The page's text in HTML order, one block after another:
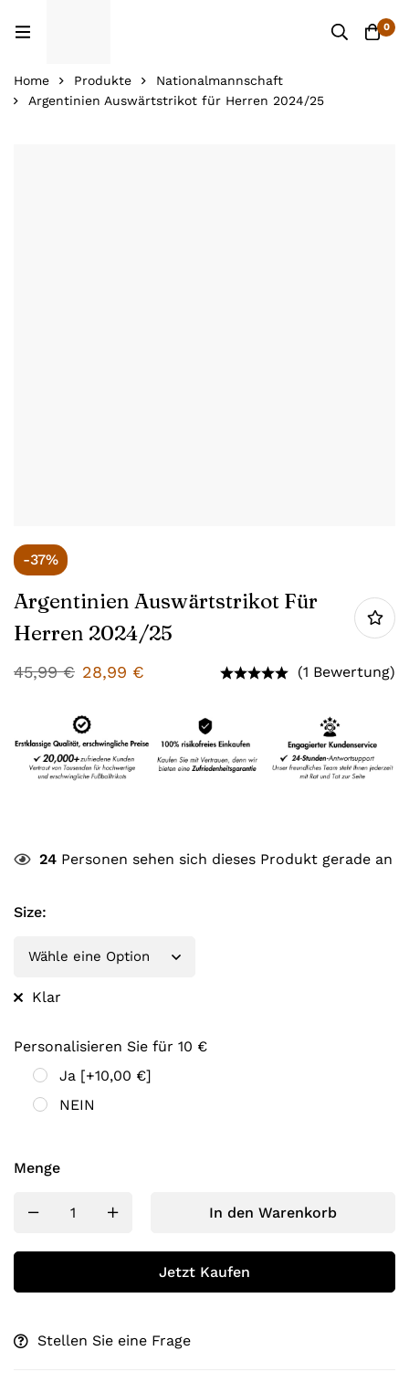
0
Home Produkte
Nationalmannschaft
Argentinien Auswärtstrikot für Herren 2024/25
-37%
Argentinien Auswärtstrikot Für
Herren 2024/25
45,99€ 28,99 € (1 Bewertung)
24 Personen sehen sich dieses Produkt gerade an
Size:
Klar
Personalisieren Sie für 10 €
Ja [+10,00 €]
NEIN
Menge
In den Warenkorb
Jetzt Kaufen
Stellen Sie eine Frage